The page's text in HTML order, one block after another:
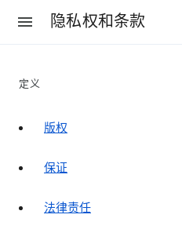
隐私权和条款
定义
版权
保证
法律责任